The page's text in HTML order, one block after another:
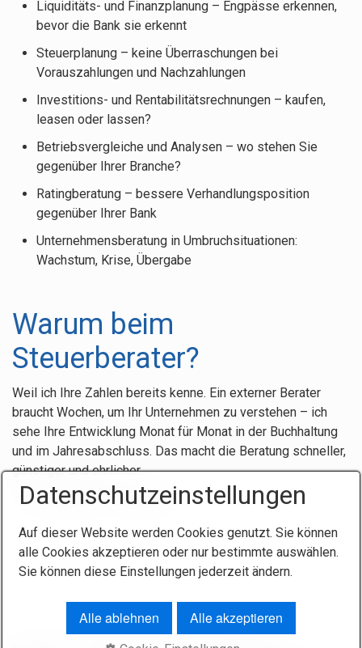
Liquiditäts- und Finanzplanung – Engpässe erkennen,
bevor die Bank sie erkennt
Steuerplanung – keine Überraschungen bei
Vorauszahlungen und Nachzahlungen
Investitions- und Rentabilitätsrechnungen – kaufen,
leasen oder lassen?
Betriebsvergleiche und Analysen – wo stehen Sie
gegenüber Ihrer Branche?
Ratingberatung – bessere Verhandlungsposition
gegenüber Ihrer Bank
Unternehmensberatung in Umbruchsituationen:
Wachstum, Krise, Übergabe
Warum beim
Steuerberater?
Weil ich Ihre Zahlen bereits kenne. Ein externer Berater
braucht Wochen, um Ihr Unternehmen zu verstehen – ich
sehe Ihre Entwicklung Monat für Monat in der Buchhaltung
und im Jahresabschluss. Das macht die Beratung schneller,
günstiger und ehrlicher.
→ Erstgespräch vereinbaren
Datenschutzeinstellungen
Auf dieser Website werden Cookies genutzt. Sie können
alle Cookies akzeptieren oder nur bestimmte auswählen.
Sie können diese Einstellungen jederzeit ändern.
Alle ablehnen Alle akzeptieren